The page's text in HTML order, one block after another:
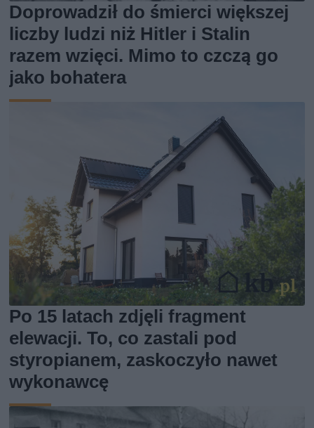
Doprowadził do śmierci większej
liczby ludzi niż Hitler i Stalin
razem wzięci. Mimo to czczą go
jako bohatera
Po 15 latach zdjęli fragment
elewacji. To, co zastali pod
styropianem, zaskoczyło nawet
wykonawcę